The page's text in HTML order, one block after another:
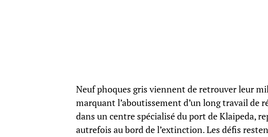
Neuf phoques gris viennent de retrouver leur
marquant l’aboutissement d’un long travail de
dans un centre spécialisé du port de Klaipeda,
autrefois au bord de l’extinction. Les défis